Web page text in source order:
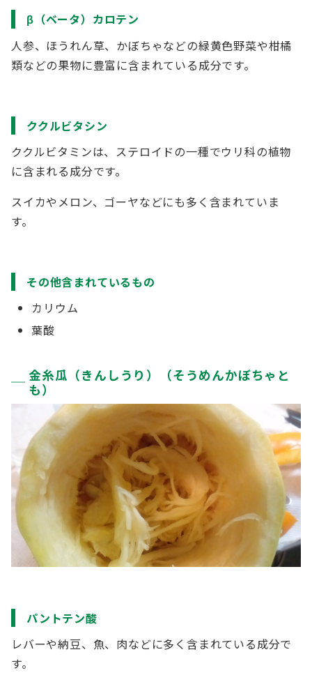
β（ベータ）カロテン
人参、ほうれん草、かぼちゃなどの緑黄色野菜や柑橘
類などの果物に豊富に含まれている成分です。
ククルビタシン
ククルビタミンは、ステロイドの一種でウリ科の植物
に含まれる成分です。
スイカやメロン、ゴーヤなどにも多く含まれていま
す。
その他含まれているもの
カリウム
葉酸
金糸瓜（きんしうり）（そうめんかぼちゃと
も）
パントテン酸
レバーや納豆、魚、肉などに多く含まれている成分で
す。